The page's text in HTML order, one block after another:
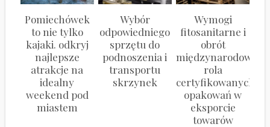
Pomiechówek
to nie tylko
kajaki. odkryj
najlepsze
atrakcje na
idealny
weekend pod
miastem
Wybór
odpowiedniego
sprzętu do
podnoszenia i
transportu
skrzynek
Wymogi
fitosanitarne i
obrót
międzynarodowy:
rola
certyfikowanych
opakowań w
eksporcie
towarów